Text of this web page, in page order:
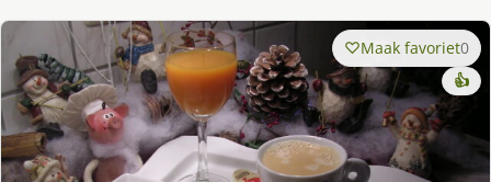
Maak favoriet0
👍